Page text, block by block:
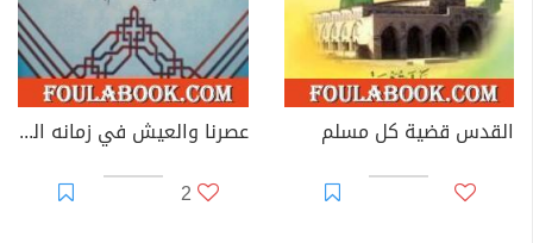
القدس قضية كل مسلم
عصرنا والعيش في زمانه الصعب
2